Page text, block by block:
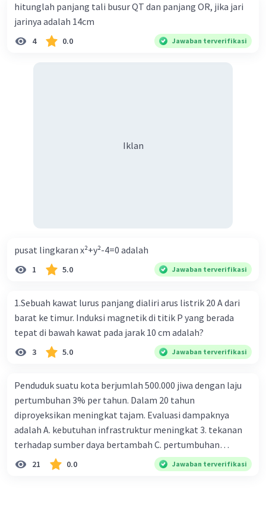
ton. Perbandingan berat beras kemasan 25 kg dan 50 kg
dalam truk adalah 1: 3. 9. Berdasarkan teks tersebut, jika
biaya setiap beras karung kecil adalah Rp7.500 dan karung
hitunglah panjang tali busur QT dan panjang OR, jika jari
jarinya adalah 14cm
4 0.0 Jawaban terverifikasi
Iklan
pusat lingkaran x²+y²-4=0 adalah
1 5.0 Jawaban terverifikasi
1.Sebuah kawat lurus panjang dialiri arus listrik 20 A dari
barat ke timur. Induksi magnetik di titik P yang berada
tepat di bawah kawat pada jarak 10 cm adalah?
3 5.0 Jawaban terverifikasi
Penduduk suatu kota berjumlah 500.000 jiwa dengan laju
pertumbuhan 3% per tahun. Dalam 20 tahun
diproyeksikan meningkat tajam. Evaluasi dampaknya
adalah A. kebutuhan infrastruktur meningkat 3. tekanan
terhadap sumber daya bertambah C. pertumbuhan
eksponensial berdampak jangka panjang D. tidak
memengaruhi tata ruang E. proyeksi penduduk penting
21 0.0 Jawaban terverifikasi